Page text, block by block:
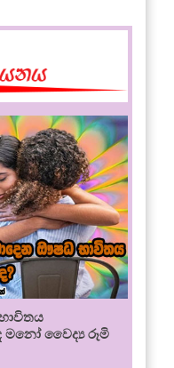
මනෝ වෛද්‍ය රූමි